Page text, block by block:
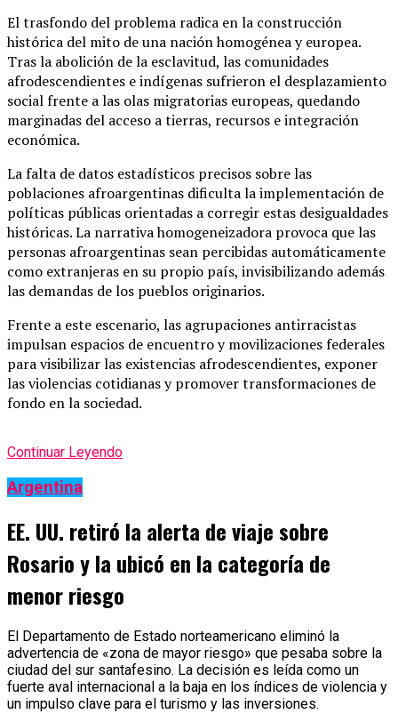
El trasfondo del problema radica en la construcción
histórica del mito de una nación homogénea y europea.
Tras la abolición de la esclavitud, las comunidades
afrodescendientes e indígenas sufrieron el desplazamiento
social frente a las olas migratorias europeas, quedando
marginadas del acceso a tierras, recursos e integración
económica.
La falta de datos estadísticos precisos sobre las
poblaciones afroargentinas dificulta la implementación de
políticas públicas orientadas a corregir estas desigualdades
históricas. La narrativa homogeneizadora provoca que las
personas afroargentinas sean percibidas automáticamente
como extranjeras en su propio país, invisibilizando además
las demandas de los pueblos originarios.
Frente a este escenario, las agrupaciones antirracistas
impulsan espacios de encuentro y movilizaciones federales
para visibilizar las existencias afrodescendientes, exponer
las violencias cotidianas y promover transformaciones de
fondo en la sociedad.
Continuar Leyendo
Argentina
EE. UU. retiró la alerta de viaje sobre
Rosario y la ubicó en la categoría de
menor riesgo
El Departamento de Estado norteamericano eliminó la
advertencia de «zona de mayor riesgo» que pesaba sobre la
ciudad del sur santafesino. La decisión es leída como un
fuerte aval internacional a la baja en los índices de violencia y
un impulso clave para el turismo y las inversiones.